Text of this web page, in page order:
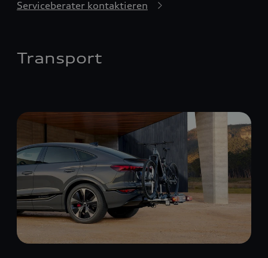
Serviceberater kontaktieren
Transport